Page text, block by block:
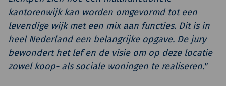
kantorenwijk kan worden omgevormd tot een
levendige wijk met een mix aan functies. Dit is in
heel Nederland een belangrijke opgave. De jury
bewondert het lef en de visie om op deze locatie
zowel koop- als sociale woningen te realiseren."